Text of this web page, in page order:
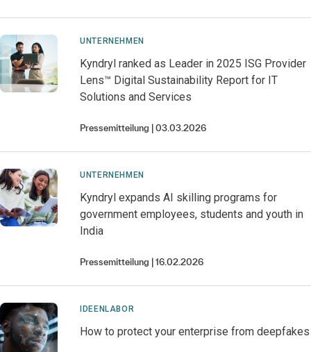
UNTERNEHMEN
Kyndryl ranked as Leader in 2025 ISG Provider
Lens™ Digital Sustainability Report for IT
Solutions and Services
Pressemitteilung 03.03.2026
UNTERNEHMEN
Kyndryl expands AI skilling programs for
government employees, students and youth in
India
Pressemitteilung 16.02.2026
IDEENLABOR
How to protect your enterprise from deepfakes